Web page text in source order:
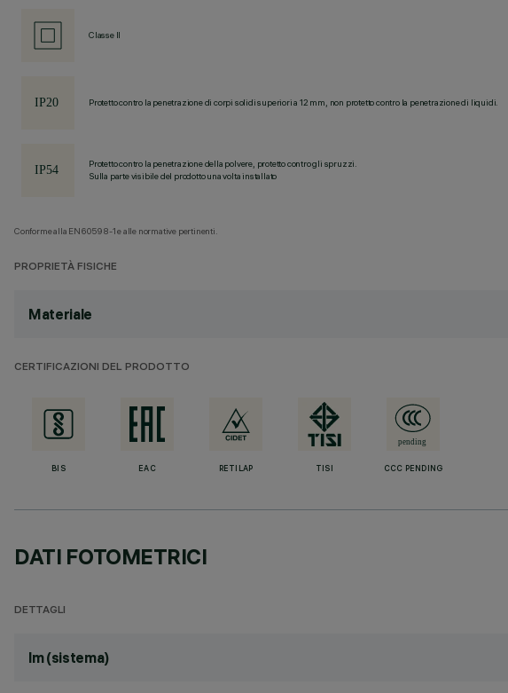
Classe II
Protetto contro la penetrazione di corpi solidi superiori a 12 mm, non protetto contro la penetrazione di liquidi.
Protetto contro la penetrazione della polvere, protetto contro gli spruzzi.
Sulla parte visibile del prodotto una volta installato
Conforme alla EN60598-1 e alle normative pertinenti.
PROPRIETÀ FISICHE
Materiale
CERTIFICAZIONI DEL PRODOTTO
BIS EAC RETILAP TISI CCC PENDING
DATI FOTOMETRICI
DETTAGLI
lm (sistema)